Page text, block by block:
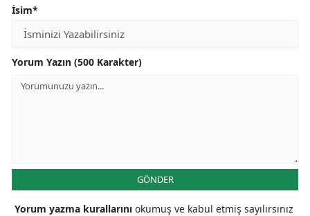
İsim*
Yorum Yazın (500 Karakter)
GÖNDER
Yorum yazma kurallarını okumuş ve kabul etmiş sayılırsınız